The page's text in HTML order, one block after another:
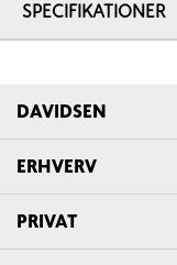
SPECIFIKATIONER
DAVIDSEN
ERHVERV
PRIVAT